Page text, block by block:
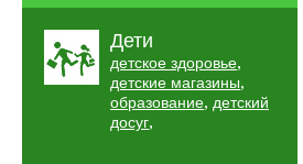
Дети
детское здоровье,
детские магазины,
образование, детский
досуг,